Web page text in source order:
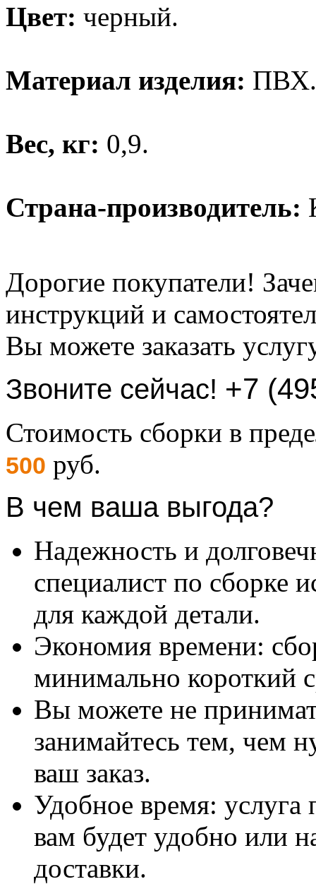
Цвет: черный.
Материал изделия: ПВХ.
Вес, кг: 0,9.
Страна-производитель:
Дорогие покупатели!
инструкций и
Вы можете заказать
Звоните сейчас! +7
Стоимость сборки в
500 руб.
В чем ваша выгода?
Надежность и
специалист по сборке
для каждой детали.
Экономия времени:
минимально короткий
Вы можете не
занимайтесь тем, чем
ваш заказ.
Удобное время: услуга
вам будет удобно или
доставки.